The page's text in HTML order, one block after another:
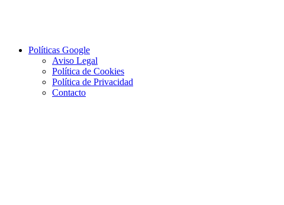
Políticas Google
Aviso Legal
Política de Cookies
Política de Privacidad
Contacto